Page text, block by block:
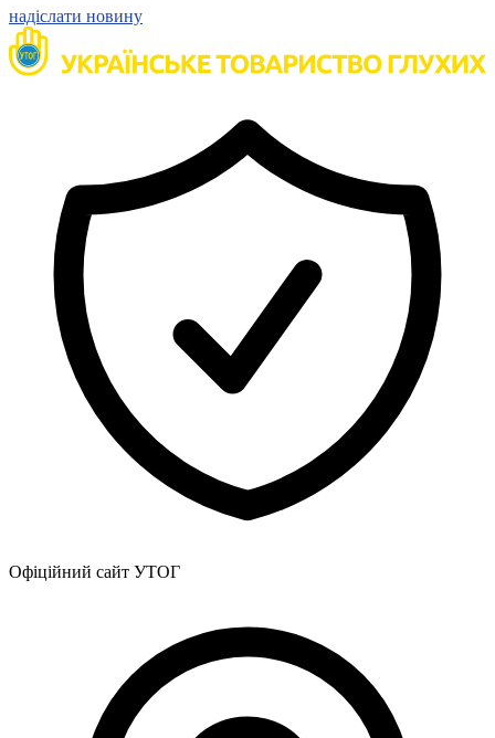
Правознавство
Реєстр перекладачів жестової мови Українського
товариства глухих
Підготовка перекладачів
"Сервіс УТОГ"
Атестація
Безбар'єрність для глухих
Волинська область
Дніпропетровська область
Донецька область
Житомирська область
Закарпатська область
Івано-Франківська область
Київ
Київська область
Кіровоградська область
Одеська область
Рівненська область
Сумська область
Тернопільська область
Харківська область
надіслати новину
Офіційний сайт УТОГ